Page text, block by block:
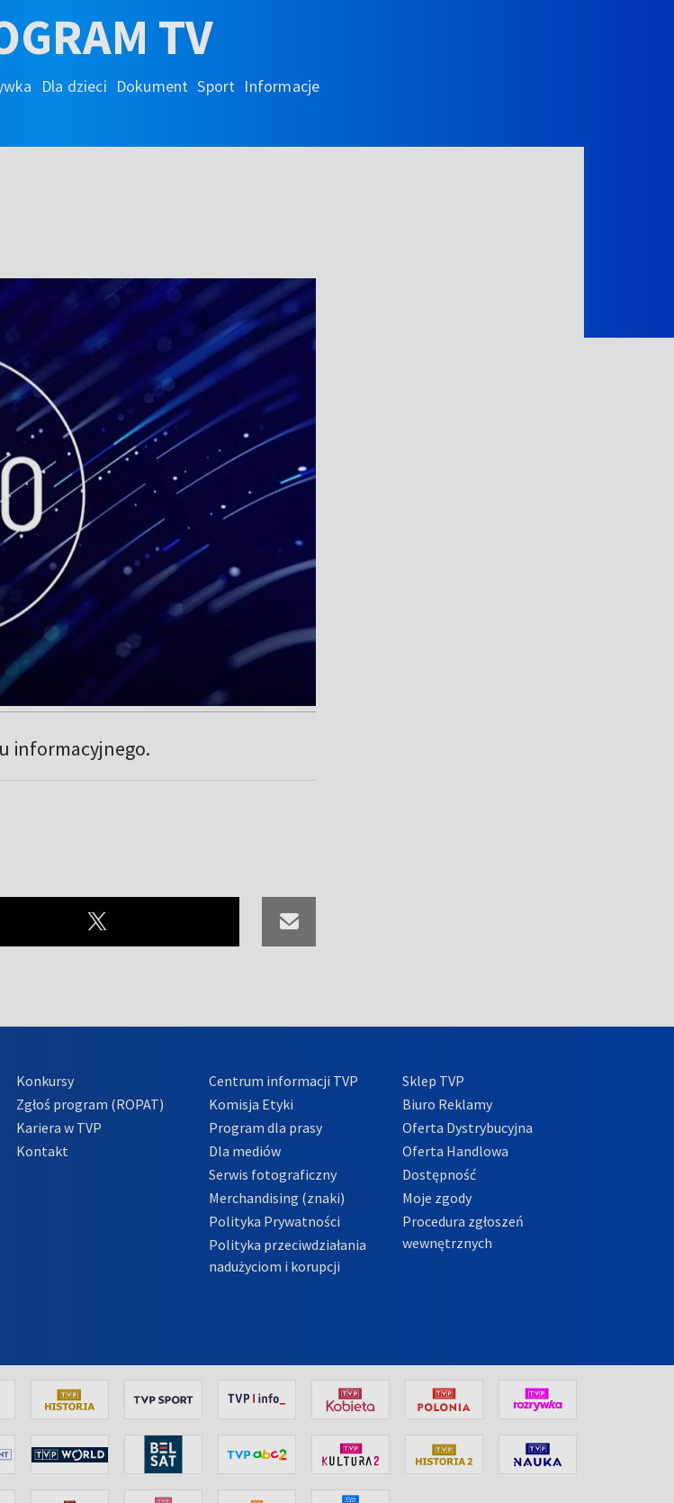
TV
Dla dzieci Dokument Sport Informacje
informacyjnego.
Konkursy
Zgłoś program (ROPAT)
Kariera w TVP
Kontakt
Centrum informacji TVP
Komisja Etyki
Program dla prasy
Dla mediów
Serwis fotograficzny
Merchandising (znaki)
Polityka Prywatności
Polityka przeciwdziałania
nadużyciom i korupcji
Sklep TVP
Biuro Reklamy
Oferta Dystrybucyjna
Oferta Handlowa
Dostępność
Moje zgody
Procedura zgłoszeń
wewnętrznych